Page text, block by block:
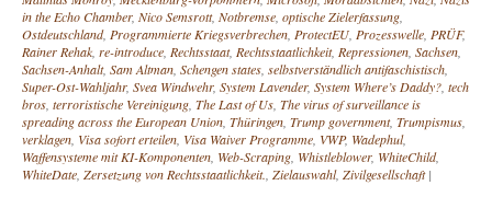
in the Echo Chamber, Nico Semsrott, Notbremse optische Zielerfassung
Ostdeutschland, Programmierte Kriegsverbrechen ProtectEU Prozesswelle PRÜF,
Rainer Rehak re-introduce Rechtsstaat, Rechtsstaatlichkeit, Repressionen Sachsen
Sachsen-Anhalt, Sam Altman Schengen states selbstverständlich antifaschistisch
Super-Ost-Wahljahr, Svea Windwehr, System Lavender, System Where’s Daddy? tech
bros terroristische Vereinigung The Last of Us The virus of surveillance is
spreading across the European Union Thüringen Trump government, Trumpismus
verklagen Visa sofort erteilen Visa Waiver Programme VWP, Wadephul,
Waffensysteme mit KI-Komponenten Web-Scraping Whistleblower, WhiteChild,
WhiteDate Zersetzung von Rechtsstaatlichkeit. Zielauswahl, Zivilgesellschaft |